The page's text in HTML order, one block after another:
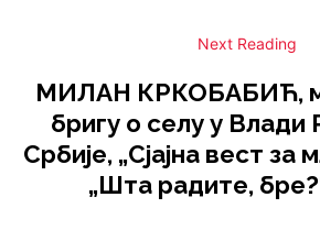
Next Reading
МИЛАН КРКОБАБИЋ,
бригу о селу у Влади
Србије, „Сјајна вест за
„Шта радите,